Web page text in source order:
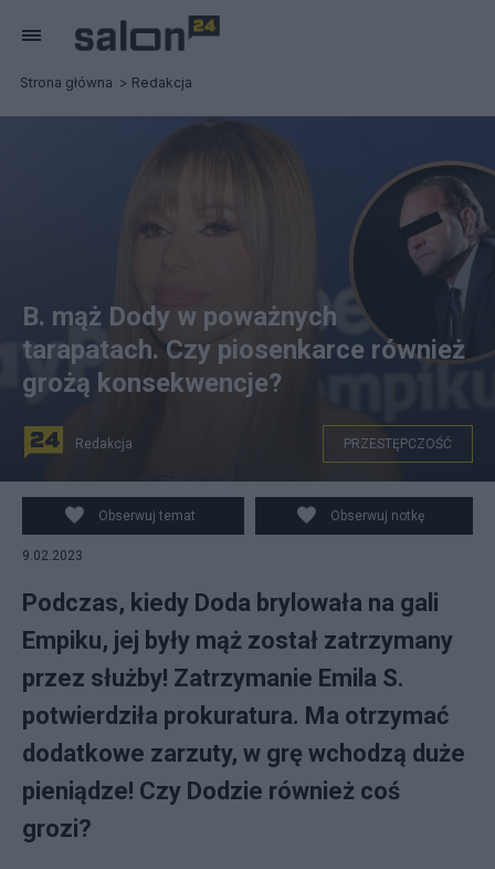
Strona główna Redakcja
Doda i Emil S. Źródło: PAP/Mateusz Marek, Instagram
B. mąż Dody w poważnych
tarapatach. Czy piosenkarce również
grożą konsekwencje?
Redakcja PRZESTĘPCZOŚĆ
Obserwuj temat Obserwuj notkę
9.02.2023
Podczas, kiedy Doda brylowała na gali
Empiku, jej były mąż został zatrzymany
przez służby! Zatrzymanie Emila S.
potwierdziła prokuratura. Ma otrzymać
dodatkowe zarzuty, w grę wchodzą duże
pieniądze! Czy Dodzie również coś
grozi?